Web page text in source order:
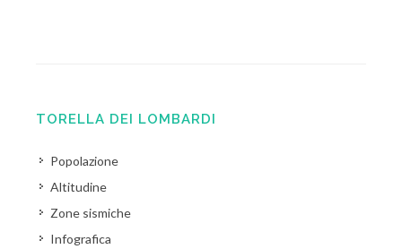
TORELLA DEI LOMBARDI
Popolazione
Altitudine
Zone sismiche
Infografica